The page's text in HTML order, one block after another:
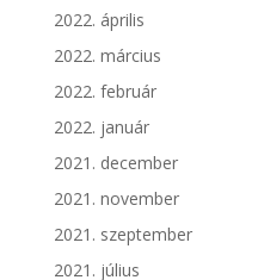
2022. április
2022. március
2022. február
2022. január
2021. december
2021. november
2021. szeptember
2021. július